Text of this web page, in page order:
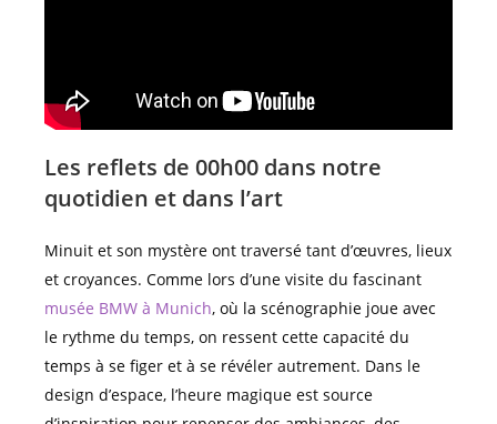
Les reflets de 00h00 dans notre
quotidien et dans l’art
Minuit et son mystère ont traversé tant d’œuvres, lieux
et croyances. Comme lors d’une visite du fascinant
musée BMW à Munich, où la scénographie joue avec
le rythme du temps, on ressent cette capacité du
temps à se figer et à se révéler autrement. Dans le
design d’espace, l’heure magique est source